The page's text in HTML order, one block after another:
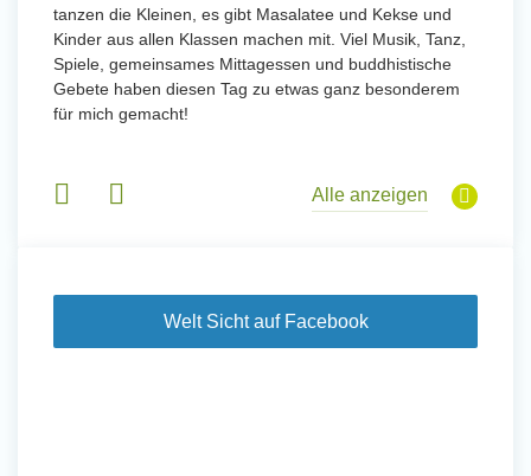
tanzen die Kleinen, es gibt Masalatee und Kekse und
Kinder aus allen Klassen machen mit. Viel Musik, Tanz,
Spiele, gemeinsames Mittagessen und buddhistische
Gebete haben diesen Tag zu etwas ganz besonderem
für mich gemacht!
Alle anzeigen
Welt Sicht auf Facebook